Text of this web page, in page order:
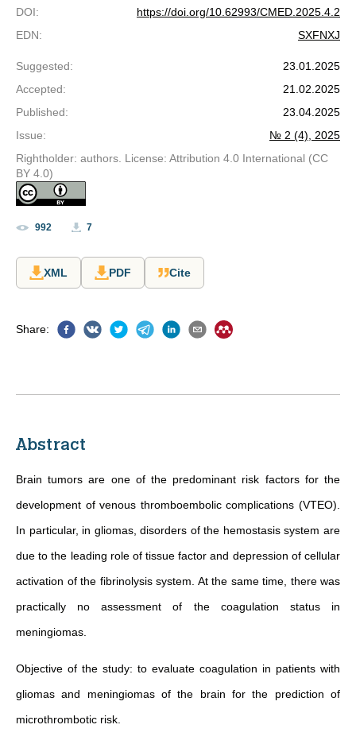
DOI:
https://doi.org/10.62993/CMED.2025.4.2
EDN: SXFNXJ
Suggested:
23.01.2025
Accepted:
21.02.2025
Published:
23.04.2025
Issue:
№ 2 (4), 2025
Rightholder: authors. License: Attribution 4.0 International (CC
BY 4.0)
992 7
XML PDF Cite
Share:
Abstract
Brain tumors are one of the predominant risk factors for the
development of venous thromboembolic complications (VTEO).
In particular, in gliomas, disorders of the hemostasis system are
due to the leading role of tissue factor and depression of cellular
activation of the fibrinolysis system. At the same time, there was
practically no assessment of the coagulation status in
meningiomas.
Objective of the study: to evaluate coagulation in patients with
gliomas and meningiomas of the brain for the prediction of
microthrombotic risk.